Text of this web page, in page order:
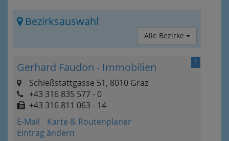
Bezirksauswahl
Alle Bezirke
1
Gerhard Faudon - Immobilien
Schießstattgasse 51, 8010 Graz
+43 316 835 577 - 0
+43 316 811 063 - 14
E-Mail
Karte & Routenplaner
Eintrag ändern